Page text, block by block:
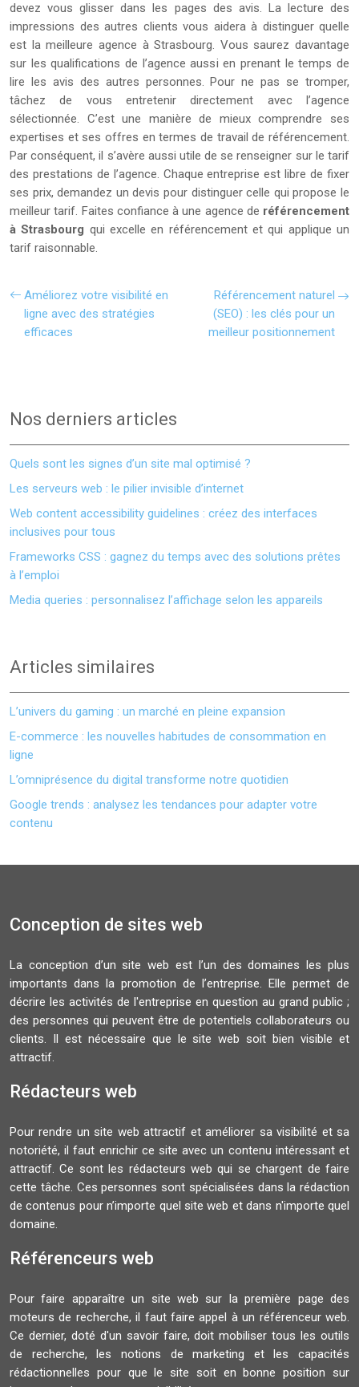
devez vous glisser dans les pages des avis. La lecture des
impressions des autres clients vous aidera à distinguer quelle
est la meilleure agence à Strasbourg. Vous saurez davantage
sur les qualifications de l’agence aussi en prenant le temps de
lire les avis des autres personnes. Pour ne pas se tromper,
tâchez de vous entretenir directement avec l’agence
sélectionnée. C’est une manière de mieux comprendre ses
expertises et ses offres en termes de travail de référencement.
Par conséquent, il s’avère aussi utile de se renseigner sur le tarif
des prestations de l’agence. Chaque entreprise est libre de fixer
ses prix, demandez un devis pour distinguer celle qui propose le
meilleur tarif. Faites confiance à une agence de référencement
à Strasbourg qui excelle en référencement et qui applique un
tarif raisonnable.
Améliorez votre visibilité en
ligne avec des stratégies
efficaces
Référencement naturel
(SEO) : les clés pour un
meilleur positionnement
Nos derniers articles
Quels sont les signes d’un site mal optimisé ?
Les serveurs web : le pilier invisible d’internet
Web content accessibility guidelines : créez des interfaces
inclusives pour tous
Frameworks CSS : gagnez du temps avec des solutions prêtes
à l’emploi
Media queries : personnalisez l’affichage selon les appareils
Articles similaires
L’univers du gaming : un marché en pleine expansion
E-commerce : les nouvelles habitudes de consommation en
ligne
L’omniprésence du digital transforme notre quotidien
Google trends : analysez les tendances pour adapter votre
contenu
Conception de sites web
La conception d’un site web est l’un des domaines les plus
importants dans la promotion de l’entreprise. Elle permet de
décrire les activités de l'entreprise en question au grand public ;
des personnes qui peuvent être de potentiels collaborateurs ou
clients. Il est nécessaire que le site web soit bien visible et
attractif.
Rédacteurs web
Pour rendre un site web attractif et améliorer sa visibilité et sa
notoriété, il faut enrichir ce site avec un contenu intéressant et
attractif. Ce sont les rédacteurs web qui se chargent de faire
cette tâche. Ces personnes sont spécialisées dans la rédaction
de contenus pour n’importe quel site web et dans n'importe quel
domaine.
Référenceurs web
Pour faire apparaître un site web sur la première page des
moteurs de recherche, il faut faire appel à un référenceur web.
Ce dernier, doté d'un savoir faire, doit mobiliser tous les outils
de recherche, les notions de marketing et les capacités
rédactionnelles pour que le site soit en bonne position sur